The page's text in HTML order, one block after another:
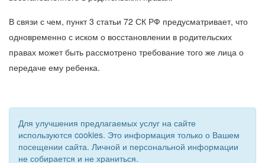
В связи с чем, пункт 3 статьи 72 СК РФ предусматривает, что
одновременно с иском о восстановлении в родительских
правах может быть рассмотрено требование того же лица о
передаче ему ребенка.
Для улучшения предлагаемых услуг на сайте
используются cookies. Это информация только о Вашем
посещении сайта. Личной и персональной информации
не собирается и не храниться.